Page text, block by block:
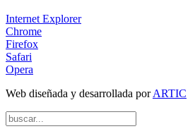
Internet Explorer
Chrome
Firefox
Safari
Opera
Web diseñada y desarrollada porARTIC